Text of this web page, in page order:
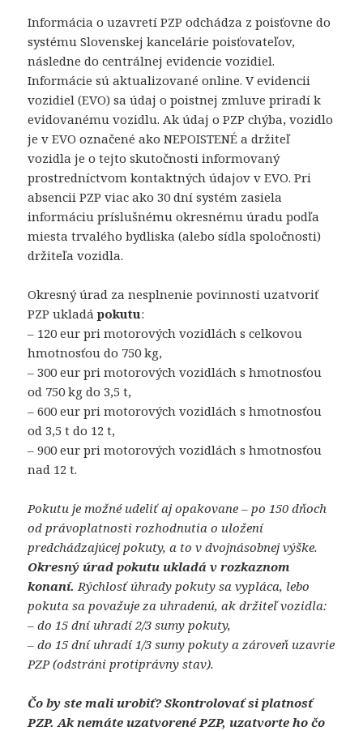
Informácia o uzavretí PZP odchádza z poisťovne do
systému Slovenskej kancelárie poisťovateľov,
následne do centrálnej evidencie vozidiel.
Informácie sú aktualizované online. V evidencii
vozidiel (EVO) sa údaj o poistnej zmluve priradí k
evidovanému vozidlu. Ak údaj o PZP chýba, vozidlo
je v EVO označené ako NEPOISTENÉ a držiteľ
vozidla je o tejto skutočnosti informovaný
prostredníctvom kontaktných údajov v EVO. Pri
absencii PZP viac ako 30 dní systém zasiela
informáciu príslušnému okresnému úradu podľa
miesta trvalého bydliska (alebo sídla spoločnosti)
držiteľa vozidla.
Okresný úrad za nesplnenie povinnosti uzatvoriť
PZP ukladápokutu:
– 120 eur pri motorových vozidlách s celkovou
hmotnosťou do 750 kg,
– 300 eur pri motorových vozidlách s hmotnosťou
od 750 kg do 3,5 t,
– 600 eur pri motorových vozidlách s hmotnosťou
od 3,5 t do 12 t,
– 900 eur pri motorových vozidlách s hmotnosťou
nad 12 t.
Pokutu je možné udeliť aj opakovane – po 150 dňoch
od právoplatnosti rozhodnutia o uložení
predchádzajúcej pokuty, a to v dvojnásobnej výške.
Okresný úrad pokutu ukladá v rozkaznom
konaní. Rýchlosť úhrady pokuty sa vypláca, lebo
pokuta sa považuje za uhradenú, ak držiteľ vozidla:
– do 15 dní uhradí 2/3 sumy pokuty,
– do 15 dní uhradí 1/3 sumy pokuty a zároveň uzavrie
PZP (odstráni protiprávny stav).
Čo by ste mali urobiť?Skontrolovať si platnosť
PZP.Ak nemáte uzatvorené PZP, uzatvorte ho čo